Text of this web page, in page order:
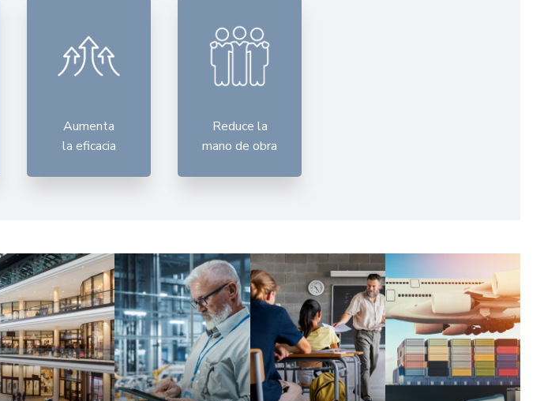
Aumenta
la eficacia
Reduce la
mano de obra